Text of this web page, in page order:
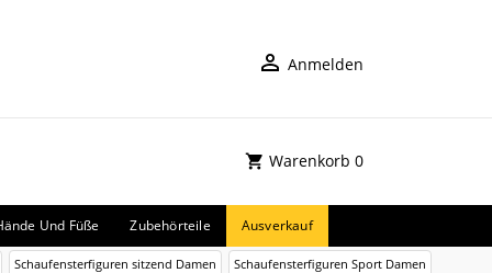
Anmelden
Warenkorb 0
Und Füße Zubehörteile Ausverkauf
Schaufensterfiguren sitzend Damen Schaufensterfiguren Sport Damen